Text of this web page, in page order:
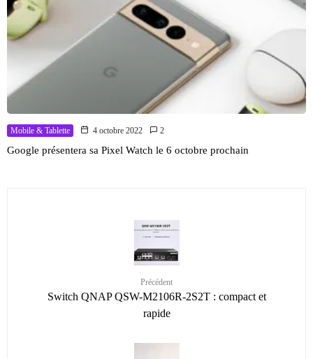
Mobile & Tablette 4 octobre 2022 2
Google présentera sa Pixel Watch le 6 octobre prochain
Précédent
Switch QNAP QSW-M2106R-2S2T : compact et
rapide